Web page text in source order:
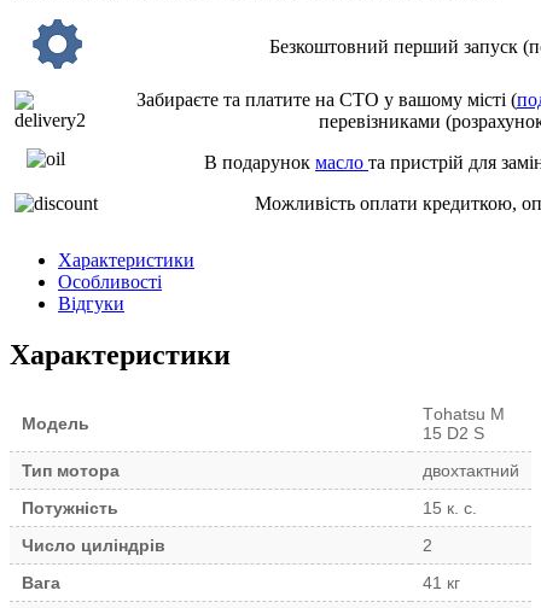
Безкоштовний перший запуск
Забираєте та платите на СТО у вашому місті (
перевізниками
В подарунок масло та пристрій для
Можливість оплати кредиткою,
Характеристики
Особливості
Відгуки
Характеристики
Модель
Тohatsu M
15 D2 S
Тип мотора
двохтактний
Потужність
15 к. с.
Число циліндрів
2
Вага
41 кг